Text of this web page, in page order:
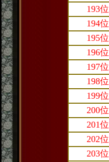
193位
194位
195位
196位
197位
198位
199位
200位
201位
202位
203位